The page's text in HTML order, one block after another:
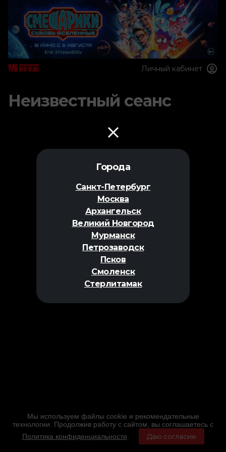
Города
Санкт-Петербург
Москва
Архангельск
Великий Новгород
Мурманск
Петрозаводск
Псков
Смоленск
Стерлитамак
Личный кабинет
Неизвестный сеанс
Мы используем файлы cookie и рекомендательные
технологии. Продолжив работу с сайтом, вы соглашаетесь с
Политика конфиденциальности
Даю согласие